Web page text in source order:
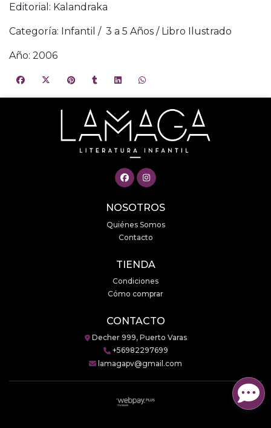
Editorial: Kalandraka
Categoría: Infantil / 3 a 5 Años / Libro Ilustrado
Año: 2006
NOSOTROS
Quiénes Somos
Contacto
TIENDA
Condiciones
Cómo comprar
CONTACTO
Decher 999, Puerto Varas
+56982297699
lamagapv@gmail.com